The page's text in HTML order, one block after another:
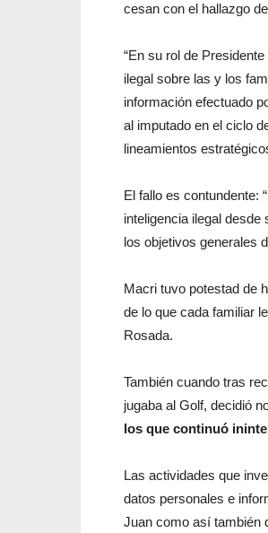
cesan con el hallazgo
“En su rol de
ilegal sobre las y los
información efectuado
al imputado en el ciclo
lineamientos
El fallo es contundente:
inteligencia ilegal
los objetivos generales
Macri tuvo potestad de
de lo que cada familiar
Rosada.
También cuando tras
jugaba al Golf, decidió
los que continuó
Las actividades que
datos personales e
Juan como así también